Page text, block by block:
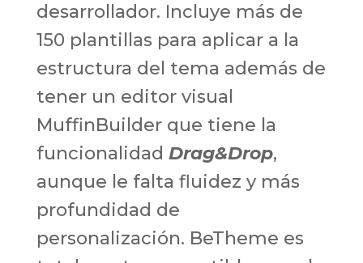
desarrollador. Incluye más de
150 plantillas para aplicar a la
estructura del tema además de
tener un editor visual
MuffinBuilder que tiene la
funcionalidad Drag&Drop,
aunque le falta fluidez y más
profundidad de
personalización. BeTheme es